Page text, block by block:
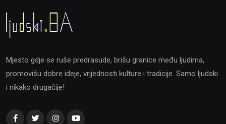
Mjesto gdje se ruše predrasude, brišu granice među ljudima,
promovišu dobre ideje, vrijednosti kulture i tradicije. Samo ljudski
i nikako drugačije!